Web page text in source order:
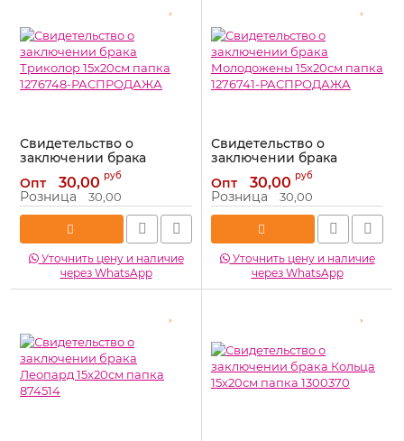
Свидетельство о
заключении брака
Триколор 15х20см папка
1276748-РАСПРОДАЖА
Артикул: 1276748-
РАСПРОДАЖА
Опт 30,00 руб
Розница 30,00
Уточнить цену и наличие
через WhatsApp
Свидетельство о
заключении брака
Молодожены 15х20см
папка 1276741-
РАСПРОДАЖА
Артикул: 1276741-РАСПРОДАЖА
Опт 30,00 руб
Розница 30,00
Уточнить цену и наличие
через WhatsApp